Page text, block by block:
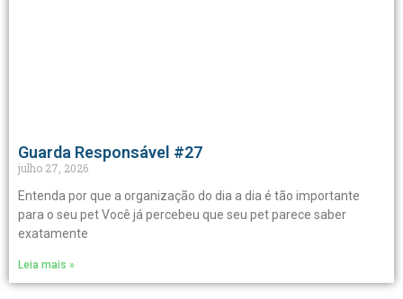
Guarda Responsável #27
julho 27, 2026
Entenda por que a organização do dia a dia é tão importante
para o seu pet Você já percebeu que seu pet parece saber
exatamente
Leia mais »